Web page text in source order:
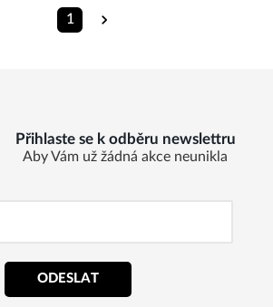
1
Přihlaste se k odběru newslettru
Aby Vám už žádná akce neunikla
ODESLAT